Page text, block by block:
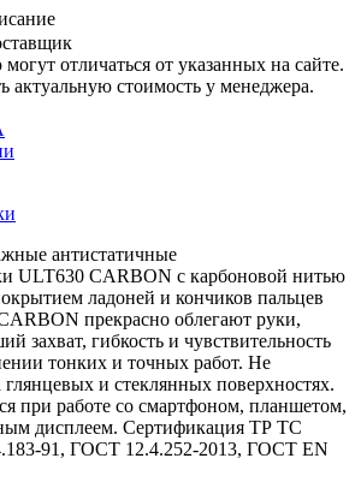
отличаться от указанных на сайте.
актуальную стоимость у менеджера.
антистатичные
ULT630 CARBON с карбоновой нитью
ладоней и кончиков пальцев
прекрасно облегают руки,
захват, гибкость и чувствительность
тонких и точных работ. Не
глянцевых и стеклянных поверхностях.
при работе со смартфоном, планшетом,
дисплеем. Сертификация ТР ТС
91, ГОСТ 12.4.252-2013, ГОСТ EN